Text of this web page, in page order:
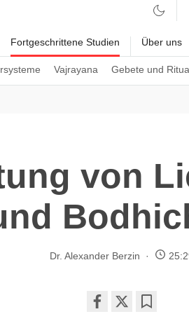
Fortgeschrittene Studien
Vajrayana Gebete und
Über uns
von
Dr. Alexander Berzin